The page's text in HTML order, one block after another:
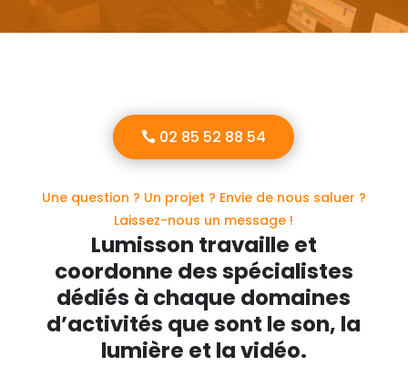
02 85 52 88 54
Une question ? Un projet ? Envie de nous saluer ?
Laissez-nous un message !
Lumisson travaille et
coordonne des spécialistes
dédiés à chaque domaines
d’activités que sont le son, la
lumière et la vidéo.